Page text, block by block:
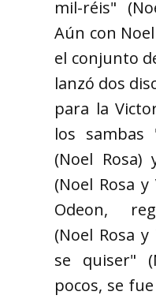
mil-réis"
Aún con
el conjunto
lanzó dos
para la
los
(Noel Rosa)
(Noel Rosa y
Odeon,
(Noel Rosa
se quiser"
pocos, se